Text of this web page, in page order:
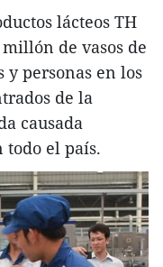
lácteos TH
de vasos de
personas en los
de la
causada
todo el país.